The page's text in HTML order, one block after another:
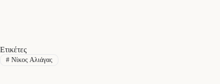
Ετικέτες
#Νίκος Αλιάγας